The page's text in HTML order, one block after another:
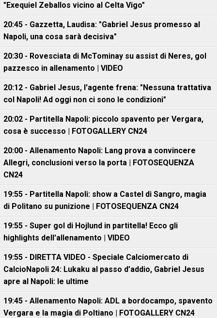
"Exequiel Zeballos vicino al Celta Vigo"
20:45 - Gazzetta, Laudisa: "Gabriel Jesus promesso al
Napoli, una cosa sarà decisiva"
20:30 - Rovesciata di McTominay su assist di Neres, gol
pazzesco in allenamento | VIDEO
20:12 - Gabriel Jesus, l'agente frena: "Nessuna trattativa
col Napoli! Ad oggi non ci sono le condizioni"
20:02 - Partitella Napoli: piccolo spavento per Vergara,
cosa è successo | FOTOGALLERY CN24
20:00 - Allenamento Napoli: Lang prova a convincere
Allegri, conclusioni verso la porta | FOTOSEQUENZA
CN24
19:55 - Partitella Napoli: show a Castel di Sangro, magia
di Politano su punizione | FOTOSEQUENZA CN24
19:55 - Super gol di Hojlund in partitella! Ecco gli
highlights dell'allenamento | VIDEO
19:55 - DIRETTA VIDEO - Speciale Calciomercato di
CalcioNapoli 24: Lukaku al passo d’addio, Gabriel Jesus
apre al Napoli: le ultime
19:45 - Allenamento Napoli: ADL a bordocampo, spavento
Vergara e la magia di Poltiano | FOTOGALLERY CN24